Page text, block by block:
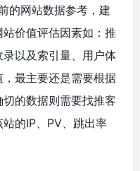
的网站数据参考，建
价值评估因素如：推
以及索引量、用户体
最主要还是需要根据
的数据则需要找推客
的IP、PV、跳出率